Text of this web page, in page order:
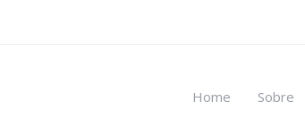
Home Sobre